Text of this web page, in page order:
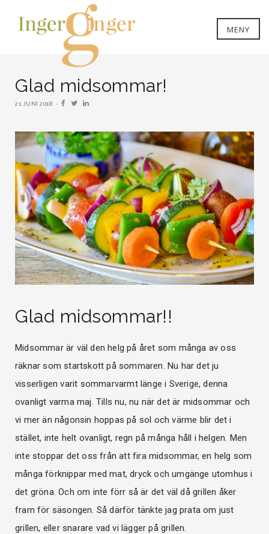
MENY
Glad midsommar!
21 JUNI 2018
Glad midsommar!!
Midsommar är väl den helg på året som många av oss
räknar som startskott på sommaren. Nu har det ju
visserligen varit sommarvarmt länge i Sverige, denna
ovanligt varma maj. Tills nu, nu när det är midsommar och
vi mer än någonsin hoppas på sol och värme blir det i
stället, inte helt ovanligt, regn på många håll i helgen. Men
inte stoppar det oss från att fira midsommar, en helg som
många förknippar med mat, dryck och umgänge utomhus i
det gröna. Och om inte förr så är det väl då grillen åker
fram för säsongen. Så därför tänkte jag prata om just
grillen, eller snarare vad vi lägger på grillen.